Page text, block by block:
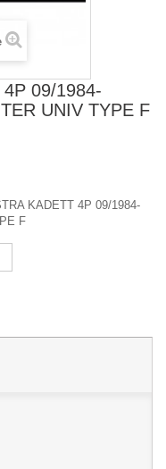
4P 09/1984-
UNIV TYPE F
KADETT 4P 09/1984-
F